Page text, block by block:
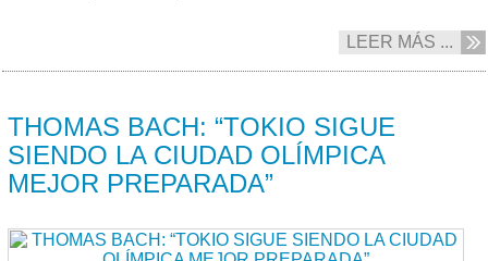
LEER MÁS ...
THOMAS BACH: “TOKIO SIGUE
SIENDO LA CIUDAD OLÍMPICA
MEJOR PREPARADA”